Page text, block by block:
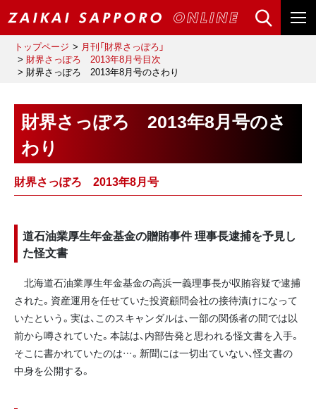
トップページ
月刊「財界さっぽろ」
財界さっぽろ 2013年8月号目次
財界さっぽろ 2013年8月号のさわり
財界さっぽろ 2013年8月号のさ
わり
財界さっぽろ 2013年8月号
道石油業厚生年金基金の贈賄事件 理事長逮捕を予見し
た怪文書
北海道石油業厚生年金基金の高浜一義理事長が収賄容疑で逮捕
された。資産運用を任せていた投資顧問会社の接待漬けになって
いたという。実は、このスキャンダルは、一部の関係者の間では以
前から噂されていた。本誌は、内部告発と思われる怪文書を入手。
そこに書かれていたのは…。新聞には一切出ていない、怪文書の
中身を公開する。